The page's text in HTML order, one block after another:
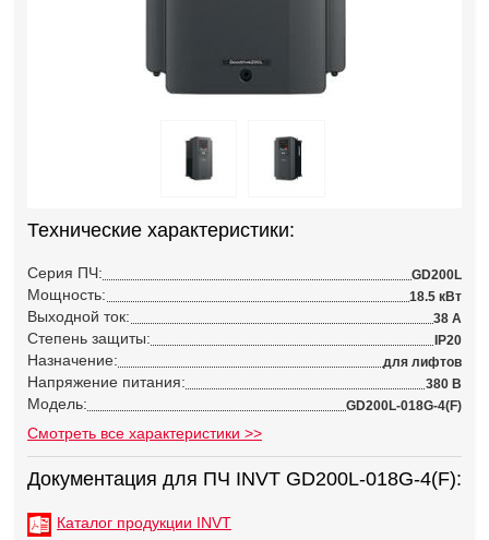
Технические характеристики:
Серия ПЧ: GD200L
Мощность: 18.5 кВт
Выходной ток: 38 А
Степень защиты: IP20
Назначение: для лифтов
Напряжение питания: 380 В
Модель: GD200L-018G-4(F)
Смотреть все характеристики >>
Документация для ПЧ INVT GD200L-018G-4(F):
Каталог продукции INVT